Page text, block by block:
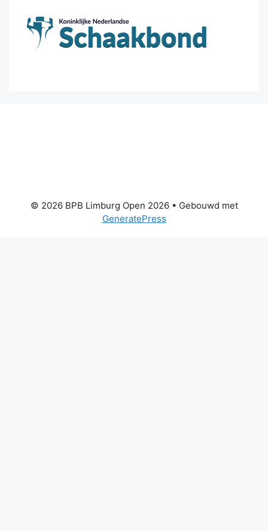
© 2026 BPB Limburg Open 2026• Gebouwd met
GeneratePress